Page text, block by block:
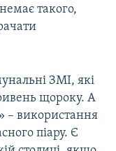
такого,
ЗМІ, які
щороку. А
– використання
піару. Є